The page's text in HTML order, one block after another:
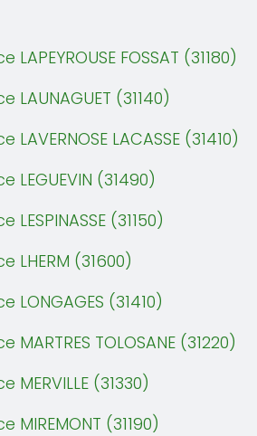
FOSSAT (31180)
(31140)
LACASSE (31410)
(31490)
(31150)
LHERM (31600)
(31410)
TOLOSANE (31220)
(31330)
(31190)